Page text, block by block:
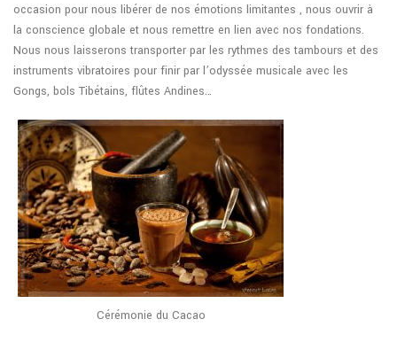
occasion pour nous libérer de nos émotions limitantes , nous ouvrir à
la conscience globale et nous remettre en lien avec nos fondations.
Nous nous laisserons transporter par les rythmes des tambours et des
instruments vibratoires pour finir par l’odyssée musicale avec les
Gongs, bols Tibétains, flûtes Andines…
Cérémonie du Cacao